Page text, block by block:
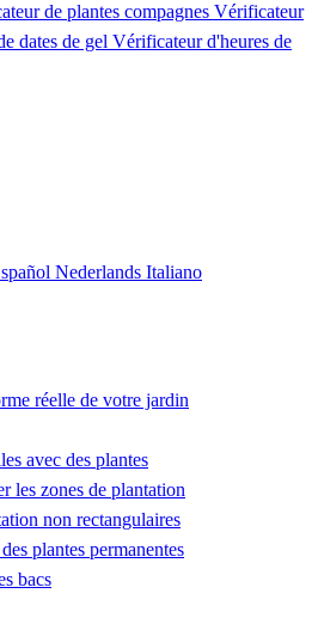
de plantes compagnes Vérificateur
dates de gel Vérificateur d'heures de
Nederlands Italiano
réelle de votre jardin
avec des plantes
les zones de plantation
non rectangulaires
plantes permanentes
bacs